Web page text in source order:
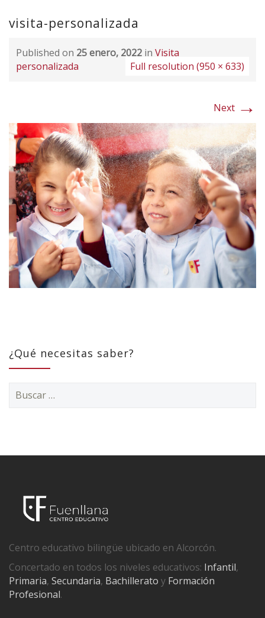
visita-personalizada
Published on 25 enero, 2022 in Visita
personalizada
Full resolution (950 × 633)
Next →
¿Qué necesitas saber?
Buscar:
Centro educativo bilingüe ubicado en Alcorcón.
Concertado en todos los niveles educativos: Infantil,
Primaria, Secundaria, Bachillerato y Formación
Profesional.